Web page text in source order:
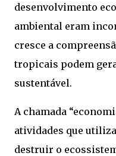
desenvolvimento
ambiental eram
cresce a
tropicais podem
sustentável.
A chamada
atividades que
destruir o